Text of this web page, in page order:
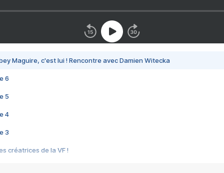
Maguire, c'est lui ! Rencontre avec Damien Witecka
6
5
4
3
créatrices de la VF !